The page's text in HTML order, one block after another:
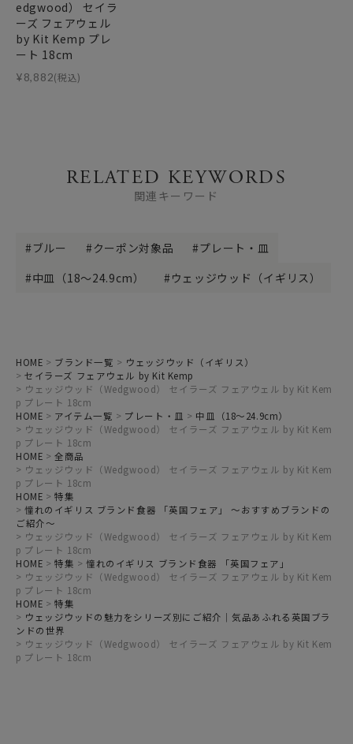
edgwood） セイラ
ーズ フェアウェル
by Kit Kemp プレ
ート 18cm
¥8,882(税込)
RELATED KEYWORDS
関連キーワード
ブルー クーポン対象品
プレート・皿
中皿（18～24.9cm）
ウェッジウッド（イギリス）
HOME ブランド一覧
ウェッジウッド（イギリス）
セイラーズ フェアウェル by Kit Kemp
ウェッジウッド（Wedgwood） セイラーズ フェアウェル by Kit Kem
p プレート 18cm
HOME
アイテム一覧 プレート・皿
中皿（18～24.9cm）
ウェッジウッド（Wedgwood） セイラーズ フェアウェル by Kit Kem
p プレート 18cm
HOME
全商品
ウェッジウッド（Wedgwood） セイラーズ フェアウェル by Kit Kem
p プレート 18cm
HOME
特集
憧れのイギリス ブランド食器 「英国フェア」 ～おすすめブランドの
ご紹介～
ウェッジウッド（Wedgwood） セイラーズ フェアウェル by Kit Kem
p プレート 18cm
HOME
特集
憧れのイギリス ブランド食器 「英国フェア」
ウェッジウッド（Wedgwood） セイラーズ フェアウェル by Kit Kem
p プレート 18cm
HOME
特集
ウェッジウッドの魅力をシリーズ別にご紹介｜気品あふれる英国ブラ
ンドの世界
ウェッジウッド（Wedgwood） セイラーズ フェアウェル by Kit Kem
p プレート 18cm